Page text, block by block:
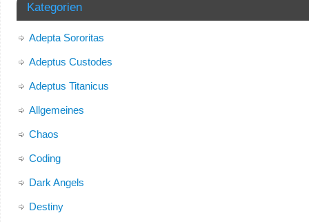
Kategorien
Adepta Sororitas
Adeptus Custodes
Adeptus Titanicus
Allgemeines
Chaos
Coding
Dark Angels
Destiny